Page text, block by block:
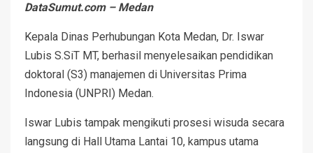
DataSumut.com – Medan
Kepala Dinas Perhubungan Kota Medan, Dr. Iswar
Lubis S.SiT MT, berhasil menyelesaikan pendidikan
doktoral (S3) manajemen di Universitas Prima
Indonesia (UNPRI) Medan.
Iswar Lubis tampak mengikuti prosesi wisuda secara
langsung di Hall Utama Lantai 10, kampus utama